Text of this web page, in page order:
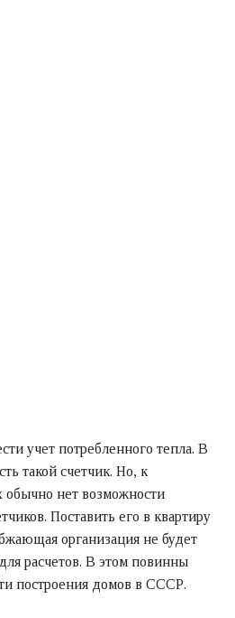
учет потребленного тепла. В
такой счетчик. Но, к
обычно нет возможности
Поставить его в квартиру
организация не будет
расчетов. В этом повинны
построения домов в СССР.